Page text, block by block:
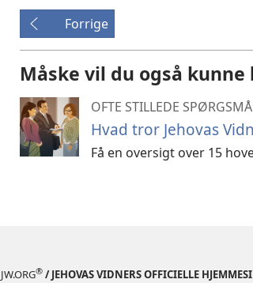
Forrige
Måske vil du også kunne
OFTE STILLEDE
Hvad tror Jehovas
Få en oversigt over 15
JW.ORG® / JEHOVAS VIDNERS OFFICIELLE